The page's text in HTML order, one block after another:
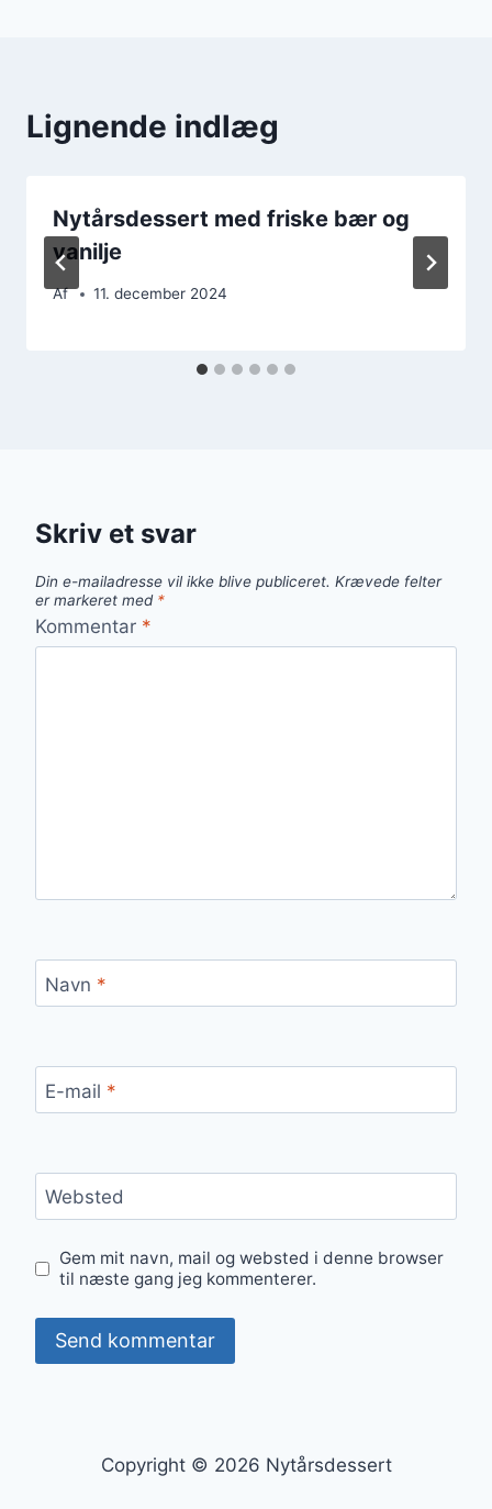
Lignende indlæg
Nytårsdessert med friske bær og
vanilje
Af 11. december 2024
Skriv et svar
Din e-mailadresse vil ikke blive publiceret. Krævede felter
er markeret med *
Kommentar *
Navn *
E-mail *
Websted
Gem mit navn, mail og websted i denne browser
til næste gang jeg kommenterer.
Copyright © 2026 Nytårsdessert